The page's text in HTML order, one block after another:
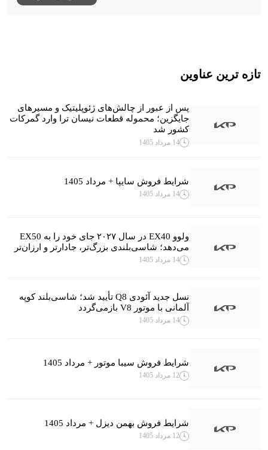
تازه ترین عناوین
پس از عبور از چالش‌های ژئوپلیتیک و مسیرهای
جایگزین؛ محموله قطعات نیسان ترا وارد گمرکات
کشور شد
14 مرداد 1405
شرایط فروش سایپا + مرداد 1405
14 مرداد 1405
ولوو EX40 در سال ۲۰۲۷ جای خود را به EX50
می‌دهد؛ شاسی‌بلندی بزرگ‌تر، جادارتر و ارزان‌تر
14 مرداد 1405
نسل جدید آئودی Q8 تأیید شد؛ شاسی‌بلند کوپه
آلمانی با موتور V8 بازمی‌گردد
14 مرداد 1405
شرایط فروش سیبا موتور + مرداد 1405
12 مرداد 1405
شرایط فروش بهمن دیزل + مرداد 1405
12 مرداد 1405